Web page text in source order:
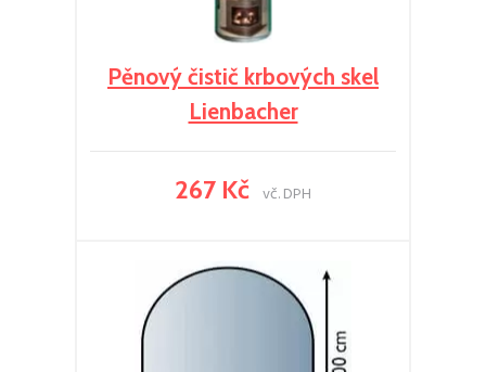
Pěnový čistič krbových skel
Lienbacher
267 Kč vč. DPH